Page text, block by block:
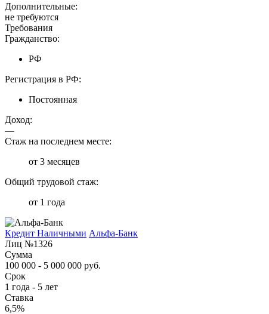
Дополнительные:
не требуются
Требования
Гражданство:
РФ
Регистрация в РФ:
Постоянная
Доход:
—
Стаж на последнем месте:
от 3 месяцев
Общий трудовой стаж:
от 1 года
Кредит Наличными Альфа-Банк
Лиц №1326
Сумма
100 000 - 5 000 000 руб.
Срок
1 года - 5 лет
Ставка
6,5%